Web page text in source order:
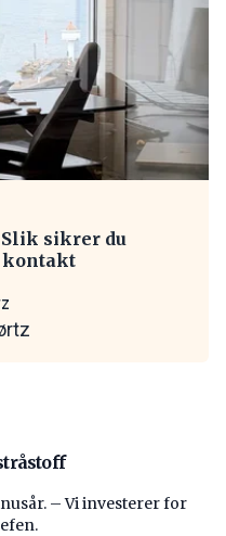
Slik sikrer du
kontakt
– Vi investerer for